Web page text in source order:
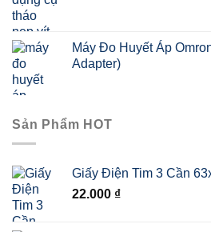
Máy Đo Huyết Áp
Adapter)
Sản Phẩm HOT
Giấy Điện Tim 3 Cần
22.000 ₫